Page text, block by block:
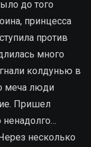
до того
принцесса
против
много
колдунью в
меча люди
Пришел
несколько